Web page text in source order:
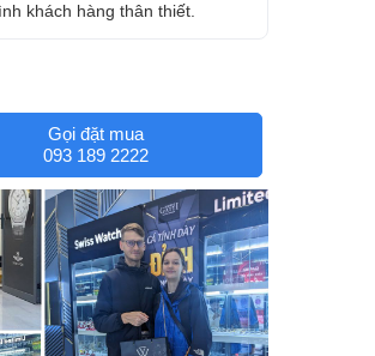
khách hàng thân thiết.
Gọi đặt mua
093 189 2222